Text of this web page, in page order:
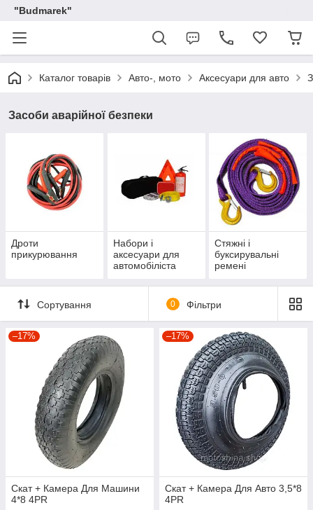
"Budmarek"
Каталог товарів Авто-, мото Аксесуари для авто
Засоби аварійної безпеки
Дроти
прикурювання
Набори і
аксесуари для
автомобіліста
Стяжні і
буксирувальні
ремені
Сортування 0 Фільтри
–17%
Скат + Камера Для Машини
4*8 4PR
–17%
Скат + Камера Для Авто 3,5*8
4PR